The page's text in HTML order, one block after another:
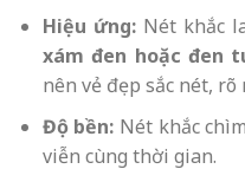
Hiệu ứng:Nét khắc
xám đen hoặc đen
nên vẻ đẹp sắc nét,
Độ bền: Nét khắc
viễn cùng thời gian.